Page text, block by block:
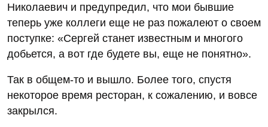
Николаевич и предупредил, что мои бывшие
теперь уже коллеги еще не раз пожалеют о своем
поступке: «Сергей станет известным и многого
добьется, а вот где будете вы, еще не понятно».
Так в общем-то и вышло. Более того, спустя
некоторое время ресторан, к сожалению, и вовсе
закрылся.